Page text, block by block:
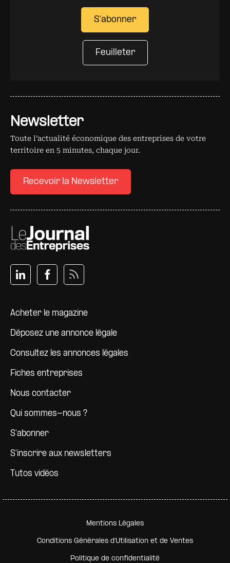
Newsletter
Toute l’actualité économique des entreprises de votre
territoire en 5 minutes, chaque jour.
Recevoir la Newsletter
Pied de page
Acheter le magazine
Déposez une annonce légale
Consultez les annonces légales
Fiches entreprises
Nous contacter
Qui sommes-nous ?
S'abonner
S'inscrire aux newsletters
Tutos vidéos
S'abonner
Feuilleter
Pied de page secondaire
Mentions Légales
Conditions Générales d'Utilisation et de Ventes
Politique de confidentialité